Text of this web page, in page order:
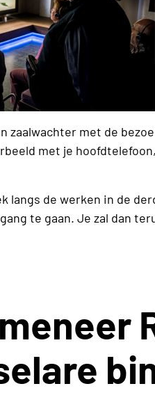
zaalwachter met de
met je
langs de werken in de
te gaan. Je zal dan